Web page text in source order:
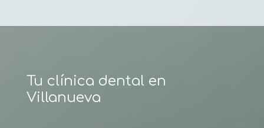
Tu clínica dental en
Villanueva